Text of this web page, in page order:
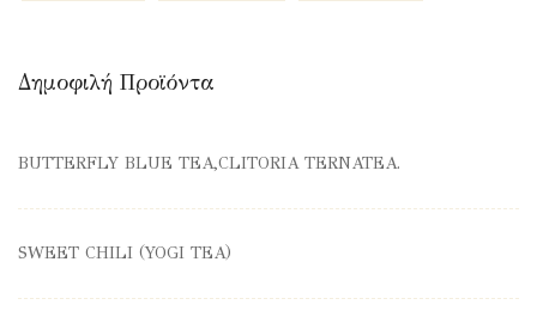
Δημοφιλή Προϊόντα
BUTTERFLY BLUE TEA,CLITORIA TERNATEA.
SWEET CHILI (YOGI TEA)